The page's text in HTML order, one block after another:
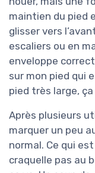
maintien du pied
glisser vers
escaliers ou en
enveloppe
sur mon pied qui
pied très large,
Après plusieurs
marquer un peu
normal. Ce qui
craquelle pas au